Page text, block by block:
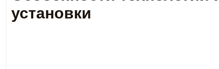
установки